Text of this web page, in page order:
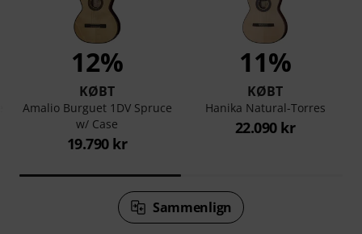
12%
KØBT
Amalio Burguet 1DV Spruce
w/ Case
19.790 kr
11%
KØBT
Hanika Natural-Torres
22.090 kr
Sammenlign